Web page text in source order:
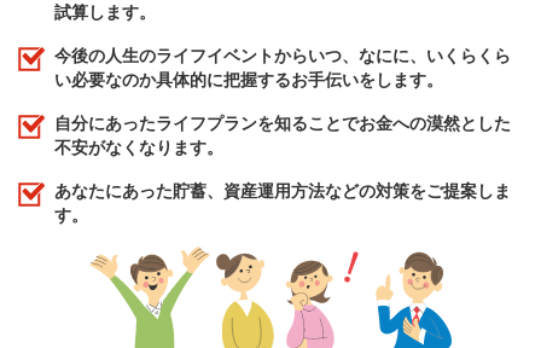
試算します。
今後の人生のライフイベントからいつ、なにに、いくらくら
い必要なのか具体的に把握するお手伝いをします。
自分にあったライフプランを知ることでお金への漠然とした
不安がなくなります。
あなたにあった貯蓄、資産運用方法などの対策をご提案しま
す。